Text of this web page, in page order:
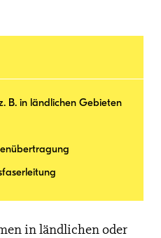
B. in ländlichen Gebieten
in ländlichen oder